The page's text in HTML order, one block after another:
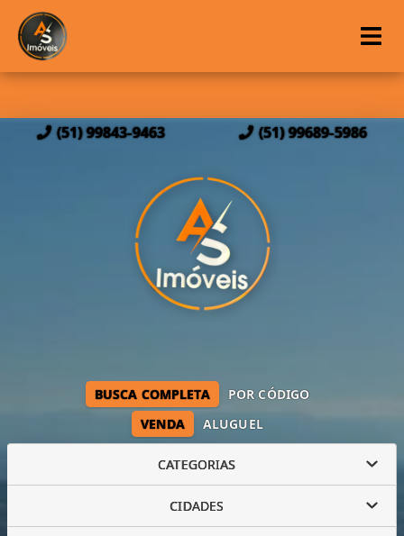
(51) 99843-9463 (51) 99689-5986
VENDA ALUGUEL
BUSCA COMPLETA POR CÓDIGO
CATEGORIAS
CIDADES